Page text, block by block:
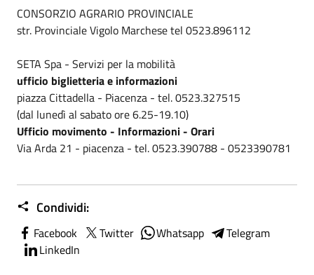
CONSORZIO AGRARIO PROVINCIALE
str. Provinciale Vigolo Marchese tel 0523.896112
SETA Spa - Servizi per la mobilità
ufficio biglietteria e informazioni
piazza Cittadella - Piacenza - tel. 0523.327515
(dal lunedì al sabato ore 6.25-19.10)
Ufficio movimento - Informazioni - Orari
Via Arda 21 - piacenza - tel. 0523.390788 - 0523390781
Condividi:
Facebook Twitter Whatsapp
Telegram
LinkedIn